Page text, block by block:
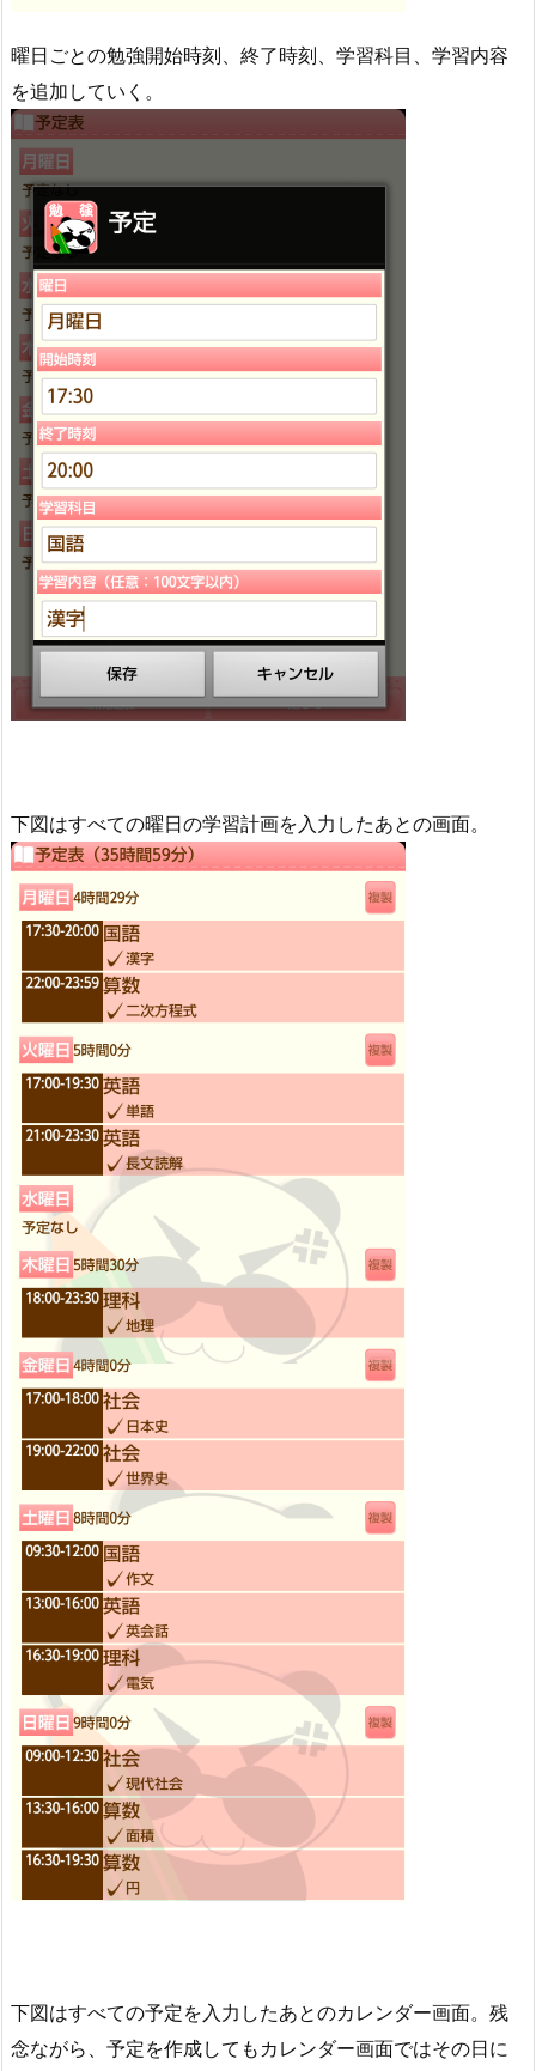
曜日ごとの勉強開始時刻、終了時刻、学習科目、学習内容
を追加していく。
下図はすべての曜日の学習計画を入力したあとの画面。
下図はすべての予定を入力したあとのカレンダー画面。残
念ながら、予定を作成してもカレンダー画面ではその日に